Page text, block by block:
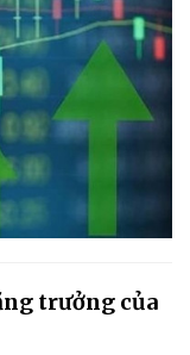
trưởng của